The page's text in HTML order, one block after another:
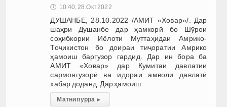
🕔 10:40, 28.Окт 2022
ДУШАНБЕ, 28.10.2022 /АМИТ «Ховар»/. Дар
шаҳри Душанбе дар ҳамкорӣ бо Шӯрои
соҳибкории Иёлоти Муттаҳидаи Амрико-
Тоҷикистон бо доираи тиҷоратии Амрико
ҳамоиш баргузор гардид. Дар ин бора ба
АМИТ «Ховар» дар Кумитаи давлатии
сармоягузорӣ ва идораи амволи давлатӣ
хабар доданд. Дар ҳамоиш
Матни пурра ▸